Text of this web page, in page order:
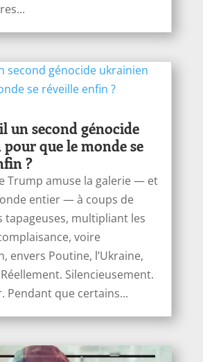
un second génocide
que le monde se
?
Trump amuse la galerie — et
entier — à coups de
tapageuses, multipliant les
voire
envers Poutine, l’Ukraine,
Silencieusement.
Pendant que certains...